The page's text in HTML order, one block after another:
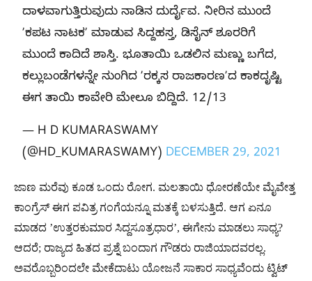
ದಾಳವಾಗುತ್ತಿರುವುದು ನಾಡಿನ ದುರ್ದೈವ. ನೀರಿನ ಮುಂದೆ
ʼಕಪಟ ನಾಟಕʼ ಮಾಡುವ ಸಿದ್ದಹಸ್ತ, ಡಿಸೈನ್ ಶೂರರಿಗೆ
ಮುಂದೆ ಕಾದಿದೆ ಶಾಸ್ತಿ. ಭೂತಾಯಿ ಒಡಲಿನ ಮಣ್ಣು ಬಗೆದ,
ಕಲ್ಲುಬಂಡೆಗಳನ್ನೇ ನುಂಗಿದ ʼರಕ್ಕಸ ರಾಜಕಾರಣʼದ ಕಾಕದೃಷ್ಟಿ
ಈಗ ತಾಯಿ ಕಾವೇರಿ ಮೇಲೂ ಬಿದ್ದಿದೆ. 12/13
— H D KUMARASWAMY
(@HD_KUMARASWAMY) DECEMBER 29, 2021
ಜಾಣ ಮರೆವು ಕೂಡ ಒಂದು ರೋಗ. ಮಲತಾಯಿ ಧೋರಣೆಯೇ ಮೈವೇತ್ತ
ಕಾಂಗ್ರೆಸ್ ಈಗ ಪವಿತ್ರ ಗಂಗೆಯನ್ನೂ ಮತಕ್ಕೆ ಬಳಸುತ್ತಿದೆ. ಆಗ ಏನೂ
ಮಾಡದ ʼಉತ್ತರಕುಮಾರ ಸಿದ್ದಸೂತ್ರಧಾರʼ, ಈಗೇನು ಮಾಡಲು ಸಾಧ್ಯ?
ಆದರೆ; ರಾಜ್ಯದ ಹಿತದ ಪ್ರಶ್ನೆ ಬಂದಾಗ ಗೌಡರು ರಾಜಿಯಾದವರಲ್ಲ.
ಅವರೊಬ್ಬರಿಂದಲೇ ಮೇಕೆದಾಟು ಯೋಜನೆ ಸಾಕಾರ ಸಾಧ್ಯವೆಂದು ಟ್ವಿಟ್​